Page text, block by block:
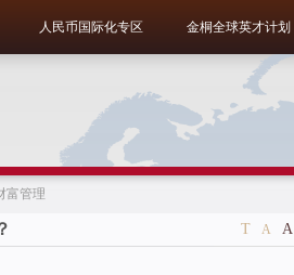
人民币国际化专区 金桐全球英才计划
富管理
A
A
T